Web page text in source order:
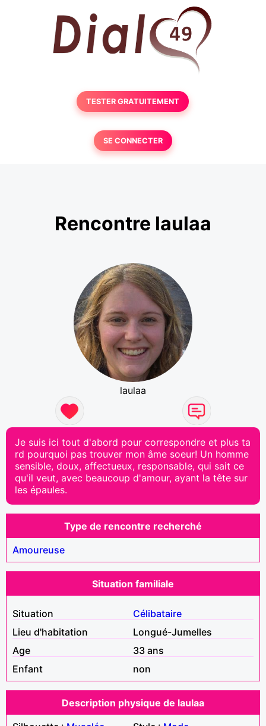
TESTER GRATUITEMENT
SE CONNECTER
Rencontre laulaa
laulaa
Je suis ici tout d'abord pour correspondre et plus ta
rd pourquoi pas trouver mon âme soeur! Un homme
sensible, doux, affectueux, responsable, qui sait ce
qu'il veut, avec beaucoup d'amour, ayant la tête sur
les épaules.
Type de rencontre recherché
Amoureuse
Situation familiale
Situation
Célibataire
Lieu d'habitation
Longué-Jumelles
Age
33 ans
Enfant
non
Description physique de laulaa